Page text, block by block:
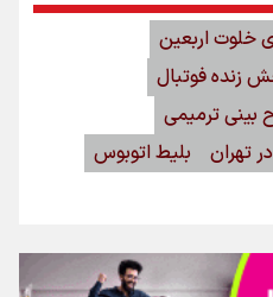
خلوت اربعین
زنده فوتبال
بینی ترمیمی
تهران
بلیط اتوبوس